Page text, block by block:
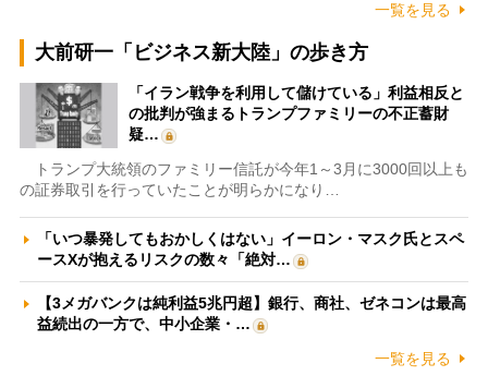
一覧を見る
大前研一「ビジネス新大陸」の歩き方
「イラン戦争を利用して儲けている」利益相反と
の批判が強まるトランプファミリーの不正蓄財
疑…
トランプ大統領のファミリー信託が今年1～3月に3000回以上も
の証券取引を行っていたことが明らかになり…
「いつ暴発してもおかしくはない」イーロン・マスク氏とスペ
ースXが抱えるリスクの数々「絶対…
【3メガバンクは純利益5兆円超】銀行、商社、ゼネコンは最高
益続出の一方で、中小企業・…
一覧を見る